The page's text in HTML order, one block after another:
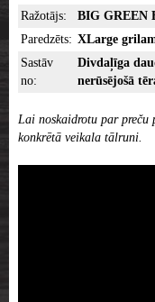
Ražotājs:
BIG GREEN
Paredzēts: XLarge
Sastāv
no:
Divdaļīga
nerūsējošā
Lai noskaidrotu par preču
konkrētā veikala tālruni.